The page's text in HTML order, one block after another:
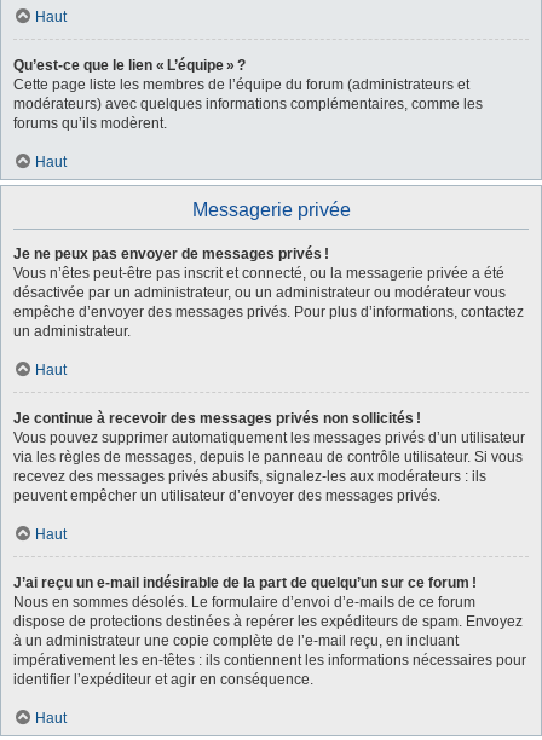
Haut
Qu’est-ce que le lien « L’équipe » ?
Cette page liste les membres de l’équipe du forum (administrateurs et
modérateurs) avec quelques informations complémentaires, comme les
forums qu’ils modèrent.
Haut
Messagerie privée
Je ne peux pas envoyer de messages privés !
Vous n’êtes peut-être pas inscrit et connecté, ou la messagerie privée a été
désactivée par un administrateur, ou un administrateur ou modérateur vous
empêche d’envoyer des messages privés. Pour plus d’informations, contactez
un administrateur.
Haut
Je continue à recevoir des messages privés non sollicités !
Vous pouvez supprimer automatiquement les messages privés d’un utilisateur
via les règles de messages, depuis le panneau de contrôle utilisateur. Si vous
recevez des messages privés abusifs, signalez-les aux modérateurs : ils
peuvent empêcher un utilisateur d’envoyer des messages privés.
Haut
J’ai reçu un e-mail indésirable de la part de quelqu’un sur ce forum !
Nous en sommes désolés. Le formulaire d’envoi d’e-mails de ce forum
dispose de protections destinées à repérer les expéditeurs de spam. Envoyez
à un administrateur une copie complète de l’e-mail reçu, en incluant
impérativement les en-têtes : ils contiennent les informations nécessaires pour
identifier l’expéditeur et agir en conséquence.
Haut